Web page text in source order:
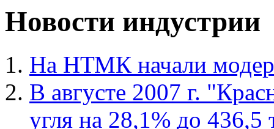
Новости индустрии
На НТМК начали
В августе 2007 г.
угля на 28,1% до 436,5